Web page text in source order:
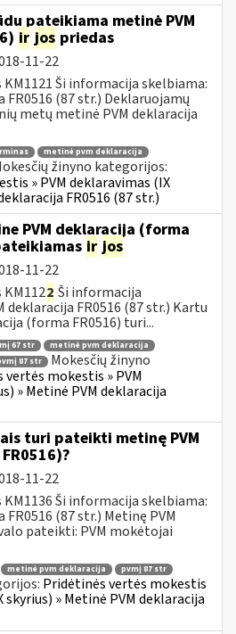
pateikiama metinė PVM
ir jos priedas
11-22
Ši informacija skelbiama:
FR0516 (87 str.) Deklaruojamų
metų metinė PVM deklaracija
metinė pvm deklaracija
žinyno kategorijos:
» PVM deklaravimas (IX
FR0516 (87 str.)
PVM deklaracija (forma
ir jos
11-22
2 Ši informacija
deklaracija FR0516 (87 str.) Kartu
(forma FR0516) turi...
67 str
metinė pvm deklaracija
87 str
Mokesčių žinyno
mokestis » PVM
» Metinė PVM deklaracija
turi pateikti metinę PVM
11-22
Ši informacija skelbiama:
(87 str.) Metinę PVM
pateikti: PVM mokėtojai
metinė pvm deklaracija pvmį 87 str
Pridėtinės vertės mokestis
skyrius) » Metinė PVM deklaracija